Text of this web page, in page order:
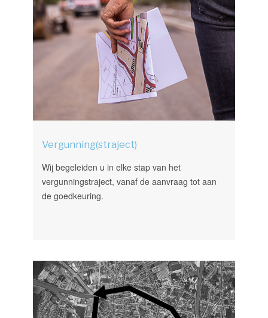
Vergunning(straject)
Wij begeleiden u in elke stap van het
vergunningstraject, vanaf de aanvraag tot aan
de goedkeuring.